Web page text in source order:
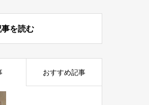
事を読む
おすすめ記事